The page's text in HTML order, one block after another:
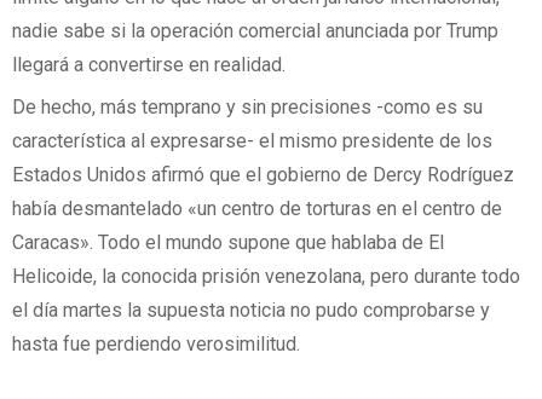
nadie sabe si la operación comercial anunciada por Trump
llegará a convertirse en realidad.
De hecho, más temprano y sin precisiones -como es su
característica al expresarse- el mismo presidente de los
Estados Unidos afirmó que el gobierno de Dercy Rodríguez
había desmantelado «un centro de torturas en el centro de
Caracas». Todo el mundo supone que hablaba de El
Helicoide, la conocida prisión venezolana, pero durante todo
el día martes la supuesta noticia no pudo comprobarse y
hasta fue perdiendo verosimilitud.